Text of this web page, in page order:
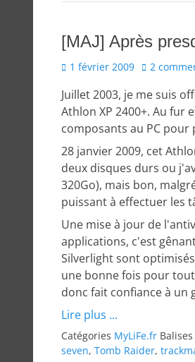
[MAJ] Après
Posted
1 février 2009 2
Juillet 2003, je me suis
Athlon XP 2400+. Au fur
composants au PC
28 janvier 2009, cet
deux disques durs ou
320Go), mais bon,
puissant à effectuer les
Une mise à jour de
applications, c'est
Silverlight sont
une bonne fois pour
donc fait confiance à un
Lire plus ...
Catégories MyLiFe.fr Balises
seven, Tomb Raider,